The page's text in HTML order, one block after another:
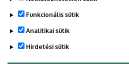
Legutóbbi frissítés: 2024. 08. 09. 09:31
Funkcionális sütik
Analitikai sütik
Hirdetési sütik